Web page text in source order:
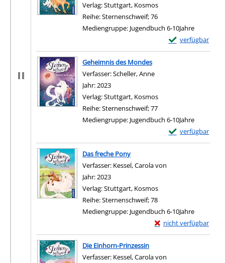
Verlag:Stuttgart, Kosmos
Reihe:Sternenschweif; 76
Mediengruppe: Jugendbuch 6-10Jahre
verfügbar
Exemplar-Details
Geheimnis des Mondes
Verfasser:Scheller, Anne
Jahr:2023
Verlag:Stuttgart, Kosmos
Reihe:Sternenschweif; 77
Mediengruppe: Jugendbuch 6-10Jahre
verfügbar
Exemplar-Details
Das freche Pony
Verfasser: Kessel, Carola von
Jahr:2023
Verlag:Stuttgart, Kosmos
Reihe:Sternenschweif; 78
Mediengruppe: Jugendbuch 6-10Jahre
nicht verfügbar
Exemplar-Details von
Die Einhorn-Prinzessin
Verfasser: Kessel, Carola von